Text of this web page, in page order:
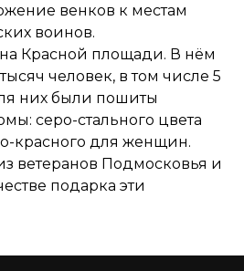
венков к местам
воинов.
Красной площади. В нём
человек, в том числе 5
них были пошиты
серо-стального цвета
красного для женщин.
ветеранов Подмосковья и
подарка эти